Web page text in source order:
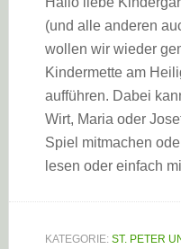
(und alle anderen
wollen wir wieder
Kindermette am
aufführen. Dabei
Wirt, Maria oder
Spiel mitmachen
lesen oder einfach
KATEGORIE: ST. PETER